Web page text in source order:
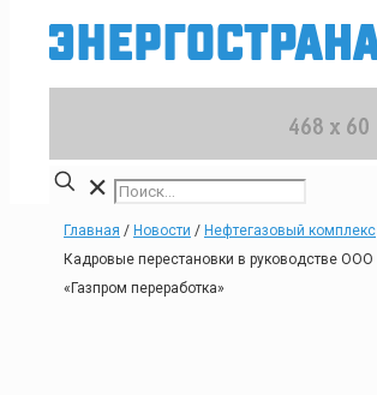
✕
Главная / Новости / Нефтегазовый комплекс
Кадровые перестановки в руководстве ООО
«Газпром переработка»